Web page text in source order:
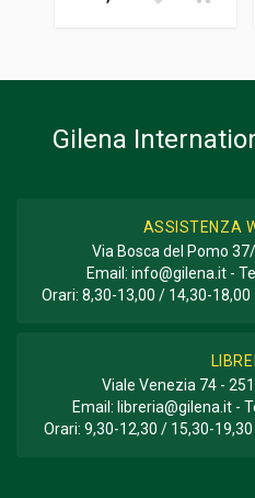
Gilena
ASSISTENZA
Via Bosca del Pomo
Email: info@gilena.it-
Orari: 8,30-13,00 / 14,30-
Viale Venezia 74 -
Email: libreria@gilena.it-
Orari: 9,30-12,30 / 15,30-